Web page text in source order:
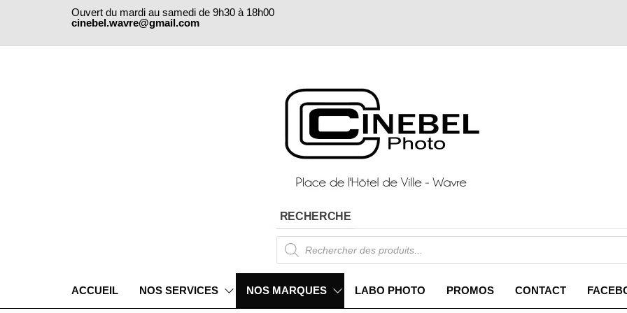
Ouvert du mardi au samedi de 9h30 à 18h00
cinebel.wavre@gmail.com
RECHERCHE
Products
search
ACCUEIL NOS SERVICES NOS MARQUES LABO PHOTO PROMOS CONTACT